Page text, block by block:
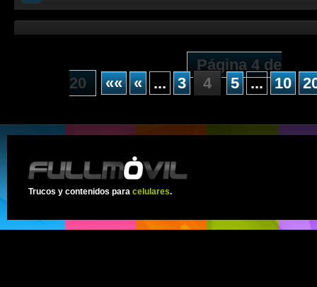
Página 4 de
20
«« « ... 3 4 5 ... 10
Trucos y contenidos para celulares.